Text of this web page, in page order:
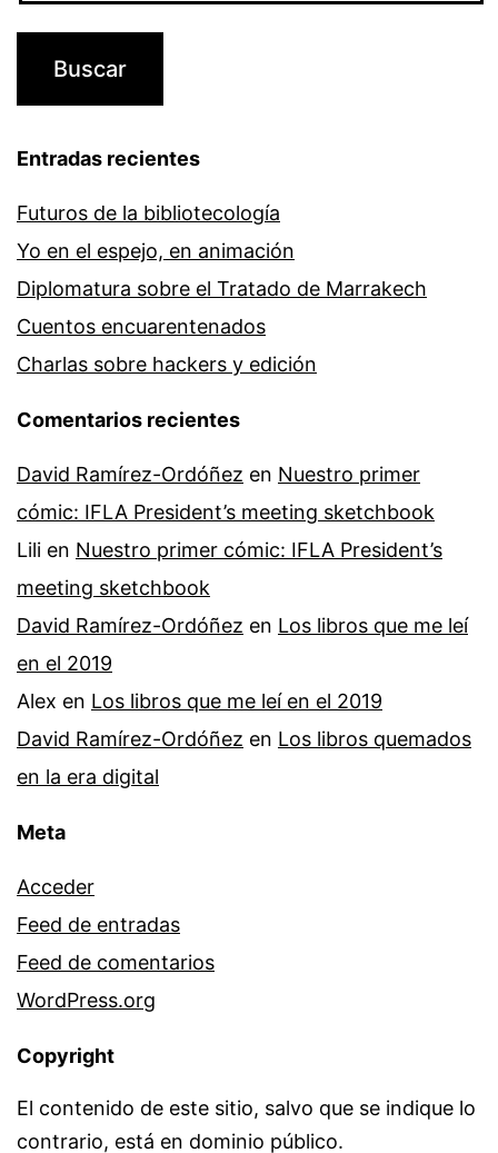
Entradas recientes
Futuros de la bibliotecología
Yo en el espejo, en animación
Diplomatura sobre el Tratado de Marrakech
Cuentos encuarentenados
Charlas sobre hackers y edición
Comentarios recientes
David Ramírez-Ordóñez en Nuestro primer
cómic: IFLA President’s meeting sketchbook
Lili en Nuestro primer cómic: IFLA President’s
meeting sketchbook
David Ramírez-Ordóñez en Los libros que me leí
en el 2019
Alex en Los libros que me leí en el 2019
David Ramírez-Ordóñez en Los libros quemados
en la era digital
Meta
Acceder
Feed de entradas
Feed de comentarios
WordPress.org
Copyright
El contenido de este sitio, salvo que se indique lo
contrario, está en dominio público.